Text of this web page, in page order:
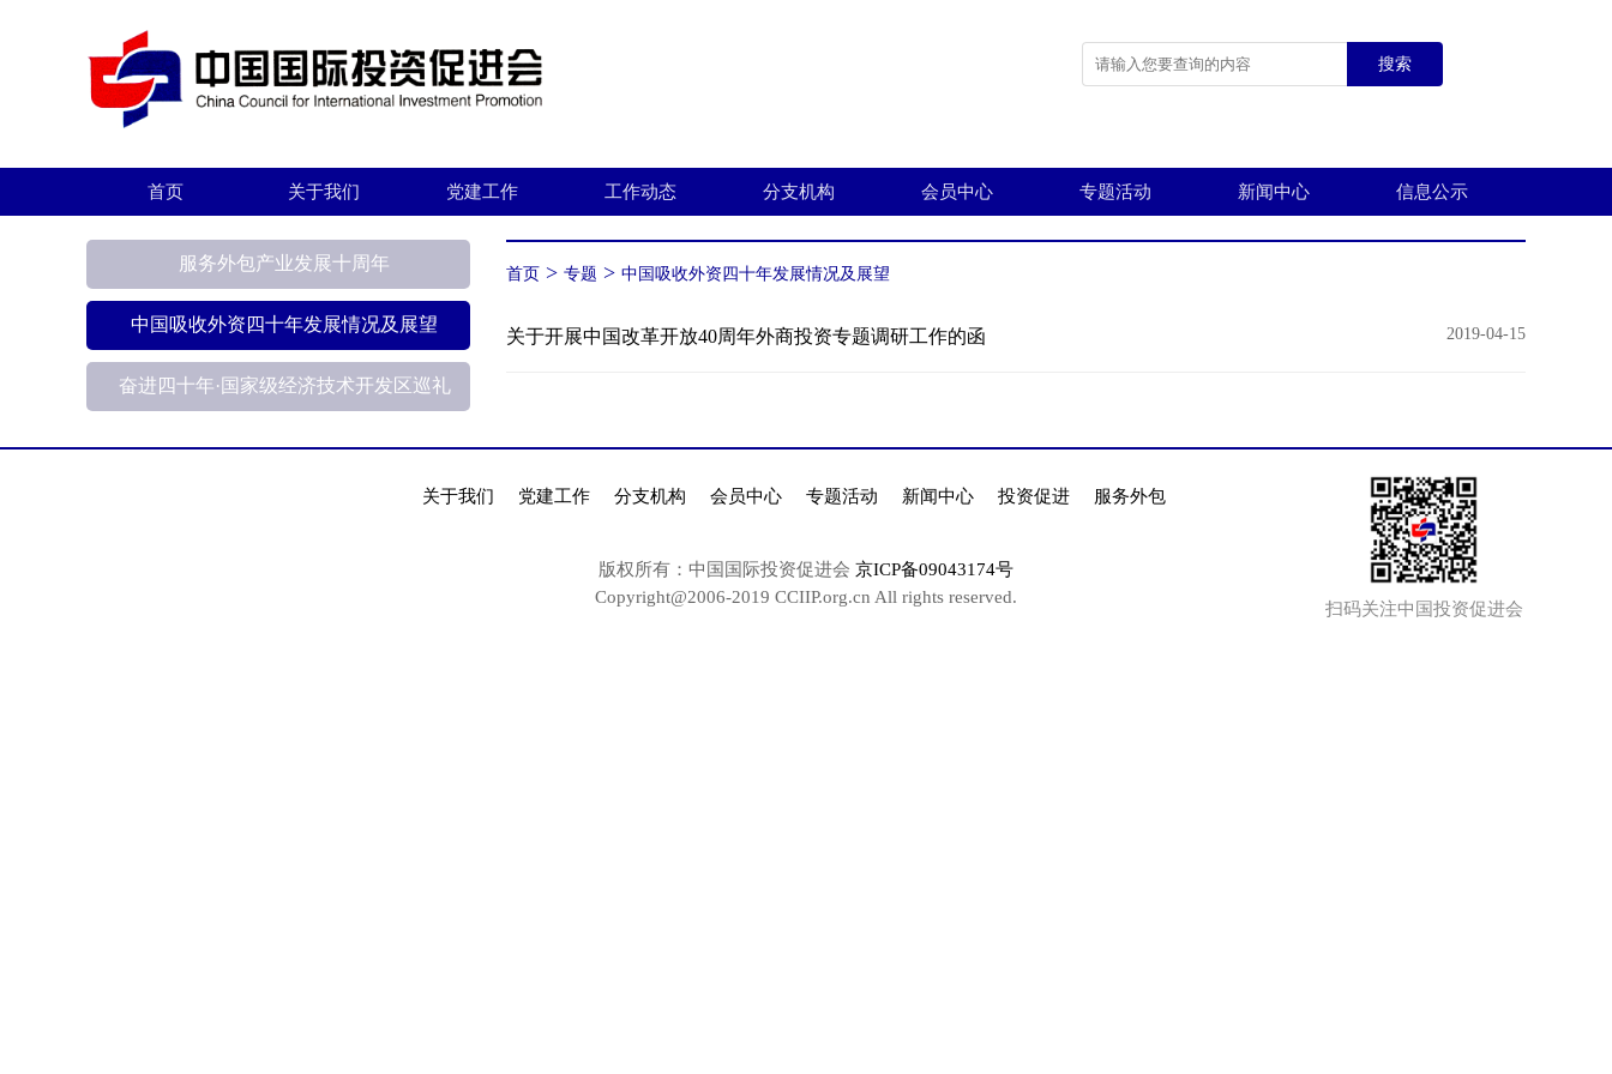
搜索
首页 关于我们 党建工作 工作动态 分支机构 会员中心 专题活动 新闻中心 信息公示
服务外包产业发展十周年
中国吸收外资四十年发展情况及展望
奋进四十年·国家级经济技术开发区巡礼
首页 > 专题 > 中国吸收外资四十年发展情况及展望
关于开展中国改革开放40周年外商投资专题调研工作的函 2019-04-15
关于我们 党建工作 分支机构 会员中心 专题活动 新闻中心 投资促进 服务外包
扫码关注中国投资促进会
版权所有：中国国际投资促进会 京ICP备09043174号
Copyright@2006-2019 CCIIP.org.cn All rights reserved.